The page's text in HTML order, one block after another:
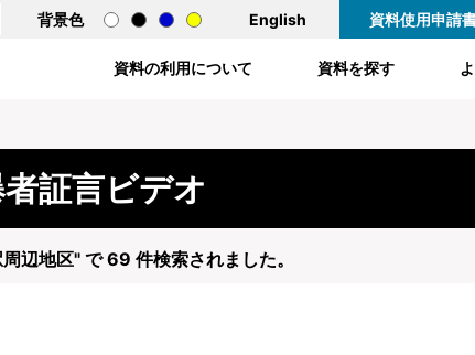
背景色 English 資料使用申請
資料の利用について 資料を探す
証言ビデオ
辺地区" で 69 件検索されました。